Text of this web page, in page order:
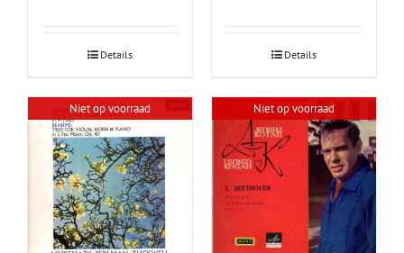
Details Details
Niet op voorraad Niet op voorraad